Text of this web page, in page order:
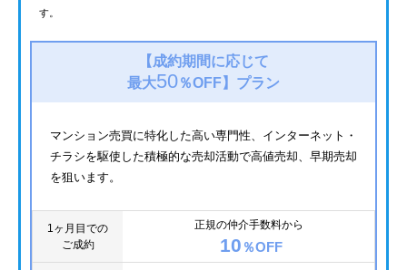
す。
【成約期間に応じて
最大50％OFF】 プラン
マンション売買に特化した高い専門性、インターネット・
チラシを駆使した積極的な売却活動で高値売却、早期売却
を狙います。
1ヶ月目での
ご成約
正規の仲介手数料から
10 ％OFF